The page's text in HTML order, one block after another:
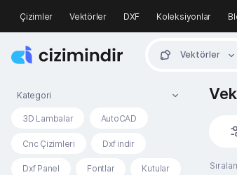
Çizimler Vektörler DXF Koleksiyonlar
Vektörler
Kategori
3D Lambalar AutoCAD
Cnc Çizimleri Dxf indir
Dxf Panel Fontlar Kutular